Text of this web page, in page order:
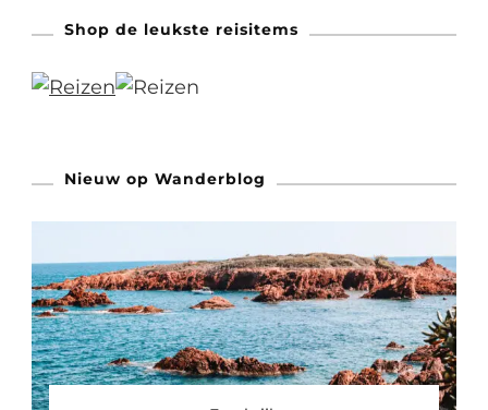
Shop de leukste reisitems
Nieuw op Wanderblog